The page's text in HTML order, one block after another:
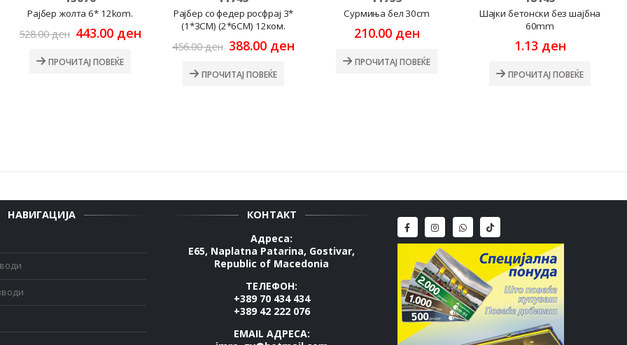
Рајбер жолта 6* 12kom.
528.00ден Original
was:
528.00 ден.
443.00 ден Current
443.00 ден.
ПРОЧИТАЈ ПОВЕЌЕ
Рајбер со федер росфрај 3*
(1*3CM) (2*6CM) 12ком.
456.00ден Original
was:
456.00 ден.
388.00 ден
ПРОЧИТАЈ ПОВЕЌЕ
Сурмиња бел 30cm
210.00 ден
ПРОЧИТАЈ ПОВЕЌЕ
Шајки бетонски без шајбна
60mm
1.13 ден
ПРОЧИТАЈ ПОВЕЌЕ
НАВИГАЦИЈА
КОНТАКТ
Адреса:
E65, Naplatna Patarina, Gostivar,
Republic of Macedonia
ТЕЛЕФОН:
+389 70 434 434
+389 42 222 076
EMAIL АДРЕСА: